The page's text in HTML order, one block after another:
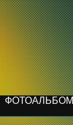
ФОТОАЛЬБОМ